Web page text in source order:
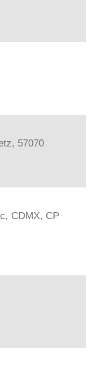
57070
CDMX, CP